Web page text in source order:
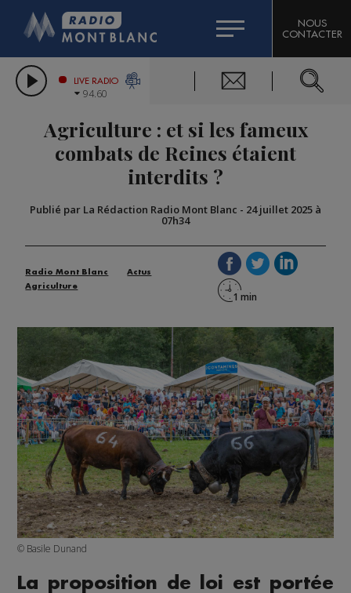
LES CHRONIQUES DE L'EXPERT
CITIZEN MACHINERY
GRAND MASSIF DOMAINES SKIABLES
BIGARD
COMPAGNIE DU MONT-BLANC
NOUS
CONTACTER
LIVE RADIO
94.60
Agriculture : et si les fameux
combats de Reines étaient
interdits ?
Publié par La Rédaction Radio Mont Blanc - 24 juillet 2025 à
07h34
Radio Mont Blanc
Actus
Agriculture
© Basile Dunand
La proposition de loi est portée